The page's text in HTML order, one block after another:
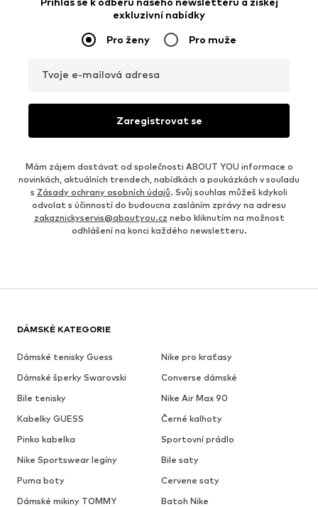
exkluzivní nabídky
Pro ženy Pro muže
Tvoje e-mailová adresa
Zaregistrovat se
Mám zájem dostávat od společnosti ABOUT YOU informace o
novinkách, aktuálních trendech, nabídkách a poukázkách v souladu
s Zásady ochrany osobních údajů. Svůj souhlas můžeš kdykoli
odvolat s účinností do budoucna zasláním zprávy na adresu
zakaznickyservis@aboutyou.cz nebo kliknutím na možnost
odhlášení na konci každého newsletteru.
DÁMSKÉ KATEGORIE
Dámské tenisky Guess
Nike pro kraťasy
Dámské šperky Swarovski
Converse dámské
Bile tenisky
Nike Air Max 90
Kabelky GUESS
Černé kalhoty
Pinko kabelka
Sportovní prádlo
Nike Sportswear legíny
Bile saty
Puma boty
Cervene saty
Dámské mikiny TOMMY
Batoh Nike